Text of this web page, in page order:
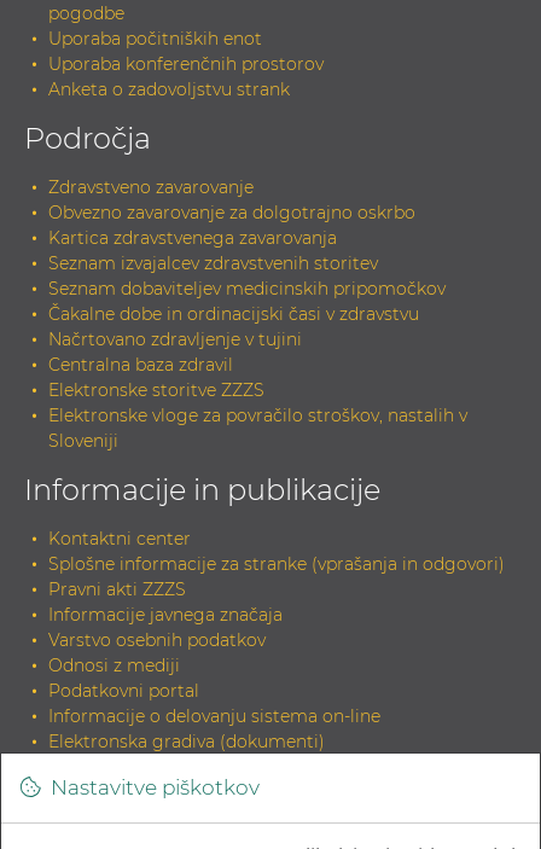
pogodbe
Uporaba počitniških enot
Uporaba konferenčnih prostorov
Anketa o zadovoljstvu strank
Področja
Zdravstveno zavarovanje
Obvezno zavarovanje za dolgotrajno oskrbo
Kartica zdravstvenega zavarovanja
Seznam izvajalcev zdravstvenih storitev
Seznam dobaviteljev medicinskih pripomočkov
Čakalne dobe in ordinacijski časi v zdravstvu
Načrtovano zdravljenje v tujini
Centralna baza zdravil
Elektronske storitve ZZZS
Elektronske vloge za povračilo stroškov, nastalih v
Sloveniji
Informacije in publikacije
Kontaktni center
Splošne informacije za stranke (vprašanja in odgovori)
Pravni akti ZZZS
Informacije javnega značaja
Varstvo osebnih podatkov
Odnosi z mediji
Podatkovni portal
Informacije o delovanju sistema on-line
Elektronska gradiva (dokumenti)
INDOK knjižnica
Zahteva za elektronski izvirnik dokumenta in potrditev
Nastavitve piškotkov